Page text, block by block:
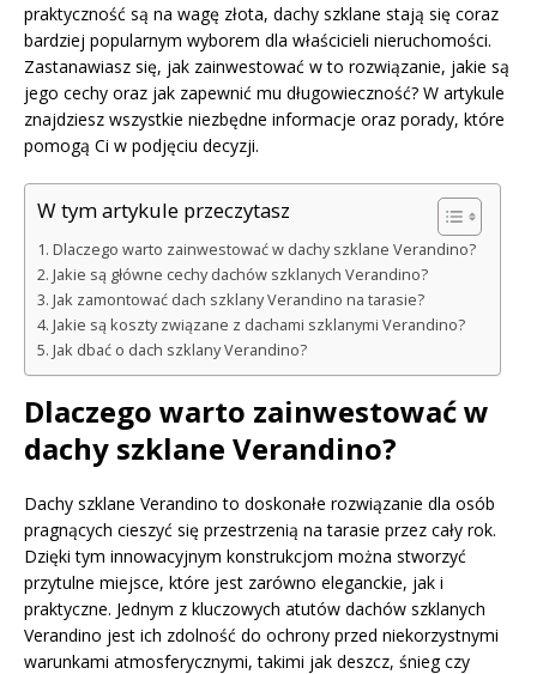
praktyczność są na wagę złota, dachy szklane stają się coraz
bardziej popularnym wyborem dla właścicieli nieruchomości.
Zastanawiasz się, jak zainwestować w to rozwiązanie, jakie są
jego cechy oraz jak zapewnić mu długowieczność? W artykule
znajdziesz wszystkie niezbędne informacje oraz porady, które
pomogą Ci w podjęciu decyzji.
W tym artykule przeczytasz
Dlaczego warto zainwestować w dachy szklane Verandino?
Jakie są główne cechy dachów szklanych Verandino?
Jak zamontować dach szklany Verandino na tarasie?
Jakie są koszty związane z dachami szklanymi Verandino?
Jak dbać o dach szklany Verandino?
Dlaczego warto zainwestować w
dachy szklane Verandino?
Dachy szklane Verandino to doskonałe rozwiązanie dla osób
pragnących cieszyć się przestrzenią na tarasie przez cały rok.
Dzięki tym innowacyjnym konstrukcjom można stworzyć
przytulne miejsce, które jest zarówno eleganckie, jak i
praktyczne. Jednym z kluczowych atutów dachów szklanych
Verandino jest ich zdolność do ochrony przed niekorzystnymi
warunkami atmosferycznymi, takimi jak deszcz, śnieg czy